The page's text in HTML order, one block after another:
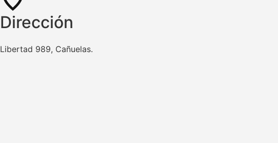
Dirección
Libertad 989, Cañuelas.